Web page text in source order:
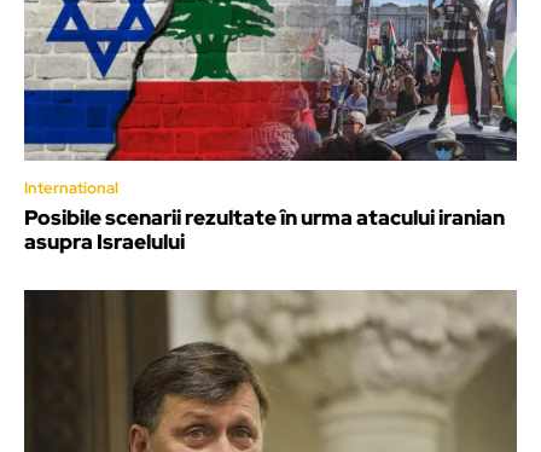
International
Posibile scenarii rezultate în urma atacului iranian
asupra Israelului